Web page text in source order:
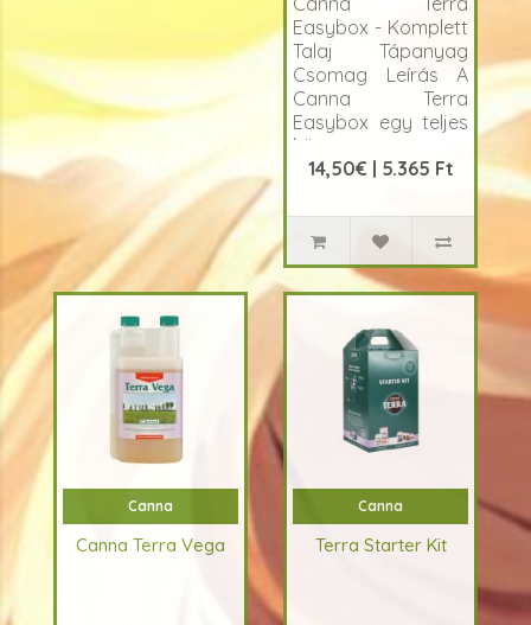
Easybox - Komplett
Talaj Tápanyag
Csomag Leírás A
Canna Terra
Easybox egy teljes
körű
tápanyagcsomag,
14,50€ | 5.365 Ft
Canna
Canna Terra Vega
Canna
Terra Starter Kit